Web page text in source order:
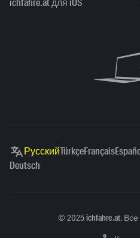
ichfahre.at для iOS
РусскийTürkçeFrançais
Deutsch
© 2025ichfahre.at.